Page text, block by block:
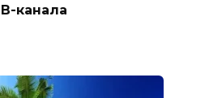
канала